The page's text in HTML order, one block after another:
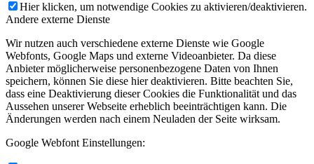
Hier klicken, um notwendige Cookies zu aktivieren/deaktivieren.
Andere externe Dienste
Wir nutzen auch verschiedene externe Dienste wie Google
Webfonts, Google Maps und externe Videoanbieter. Da diese
Anbieter möglicherweise personenbezogene Daten von Ihnen
speichern, können Sie diese hier deaktivieren. Bitte beachten Sie,
dass eine Deaktivierung dieser Cookies die Funktionalität und das
Aussehen unserer Webseite erheblich beeinträchtigen kann. Die
Änderungen werden nach einem Neuladen der Seite wirksam.
Google Webfont Einstellungen: